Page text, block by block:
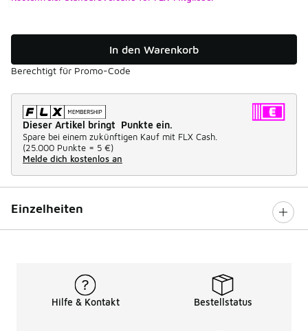
In den Warenkorb
Berechtigt für Promo-Code
Dieser Artikel bringt Punkte ein.
Spare bei einem zukünftigen Kauf mit FLX Cash.
(25.000 Punkte = 5 €)
Melde dich kostenlos an
Einzelheiten
Hilfe & Kontakt Bestellstatus